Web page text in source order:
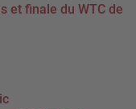
et finale du WTC de